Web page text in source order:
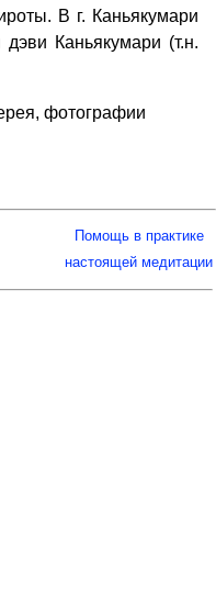
В г. Каньякумари
Каньякумари (т.н.
фотографии
Помощь в практике
настоящей медитации